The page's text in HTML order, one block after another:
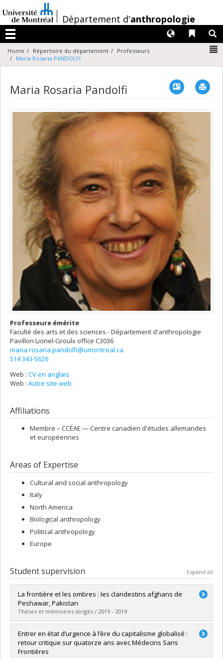
au
contenu
/Département d'anthropologie
Menu
Liens
Langues
Home Répertoire du département
Professeurs
Maria Rosaria PANDOLFI
Maria Rosaria Pandolfi Vcard
Professeure émérite
Faculté des arts et des sciences - Département d'anthropologie
Pavillon Lionel-Groulx office C3036
maria.rosaria.pandolfi@umontreal.ca
514 343-5626
Web : CV en anglais
Web : Autre site web
Affiliations
Membre – CCÉAE — Centre canadien d'études allemandes
et européennes
Areas of Expertise
Cultural and social anthropology
Italy
North America
Biological anthropology
Political anthropology
Europe
Student supervision Expand all
La frontière et les ombres : les clandestins afghans de
Peshawar, Pakistan
Thèses et mémoires dirigés / 2019 - 2019
Graduate :Latendresse, Simon
Cycle :Doctoral
Grade :Ph. D.
Entrer en état d’urgence à l’ère du capitalisme globalisé :
retour critique sur quatorze ans avec Médecins Sans
Frontières